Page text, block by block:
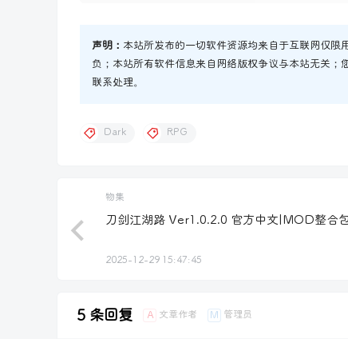
声明： 本站所发布的一切软件资源均来自于互联网仅限
负；本站所有软件信息来自网络版权争议与本站无关
联系处理。
Dark RPG
物集
刀剑江湖路 Ver1.0.2.0 官方中文|MOD整合
2025-12-29 15:47:45
5 条回复 A 文章作者 M 管理员